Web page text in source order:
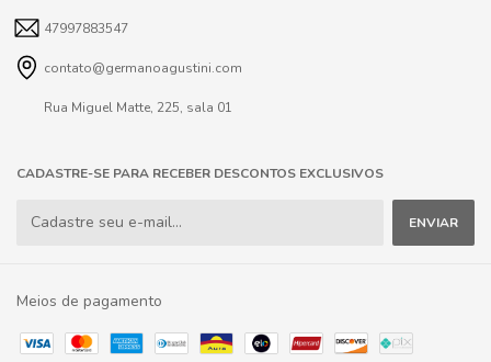
47997883547
contato@germanoagustini.com
Rua Miguel Matte, 225, sala 01
CADASTRE-SE PARA RECEBER DESCONTOS EXCLUSIVOS
Meios de pagamento